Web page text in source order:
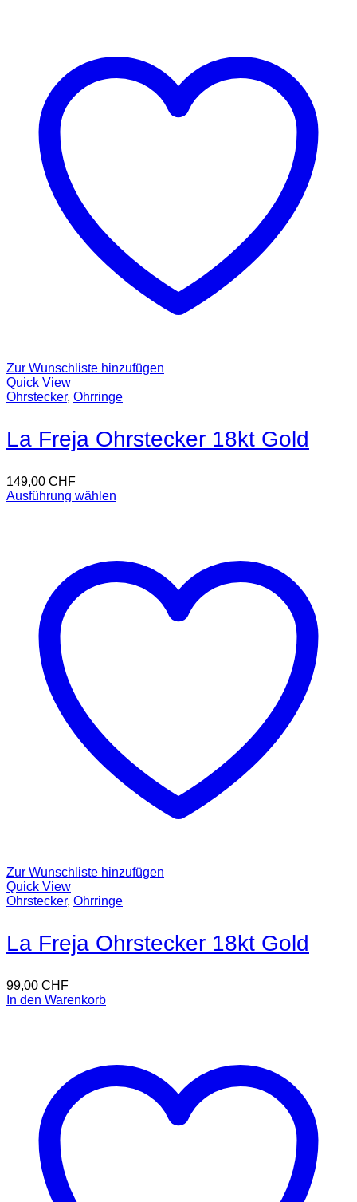
Zur Wunschliste hinzufügen
Quick View
Ohrstecker, Ohrringe
La Freja Ohrstecker 18kt Gold
149,00 CHF
Ausführung wählen
Zur Wunschliste hinzufügen
Quick View
Ohrstecker, Ohrringe
La Freja Ohrstecker 18kt Gold
99,00 CHF
In den Warenkorb